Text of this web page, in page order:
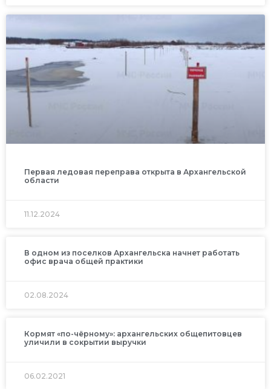
Первая ледовая переправа открыта в Архангельской
области
11.12.2024
В одном из поселков Архангельска начнет работать
офис врача общей практики
02.08.2024
Кормят «по-чёрному»: архангельских общепитовцев
уличили в сокрытии выручки
06.02.2021